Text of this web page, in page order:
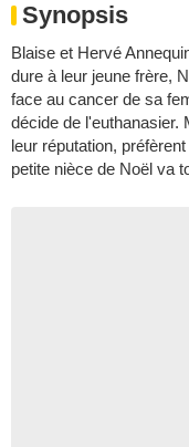
Synopsis
Blaise et Hervé
dure à leur jeune frère,
face au cancer de sa
décide de l'euthanasier.
leur réputation,
petite nièce de Noël va